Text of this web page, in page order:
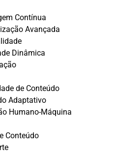
Contínua
Avançada
Dinâmica
de Conteúdo
Adaptativo
Humano-Máquina
Conteúdo